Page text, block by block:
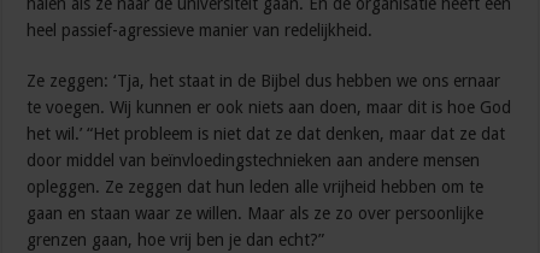
heel passief-agressieve manier van redelijkheid.
Ze zeggen: ‘Tja, het staat in de Bijbel dus hebben we ons ernaar
te voegen. Wij kunnen er ook niets aan doen, maar dit is hoe God
het wil.’ “Het probleem is niet dat ze dat denken, maar dat ze dat
door middel van beïnvloedingstechnieken aan andere mensen
opleggen. Ze zeggen dat hun leden alle vrijheid hebben om te
gaan en staan waar ze willen. Maar als ze zo over persoonlijke
grenzen gaan, hoe vrij ben je dan echt?”